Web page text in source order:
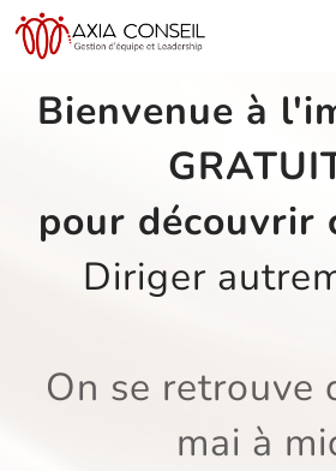
Bienvenue à
pour découvrir
Diriger
On se retrouve
mai à